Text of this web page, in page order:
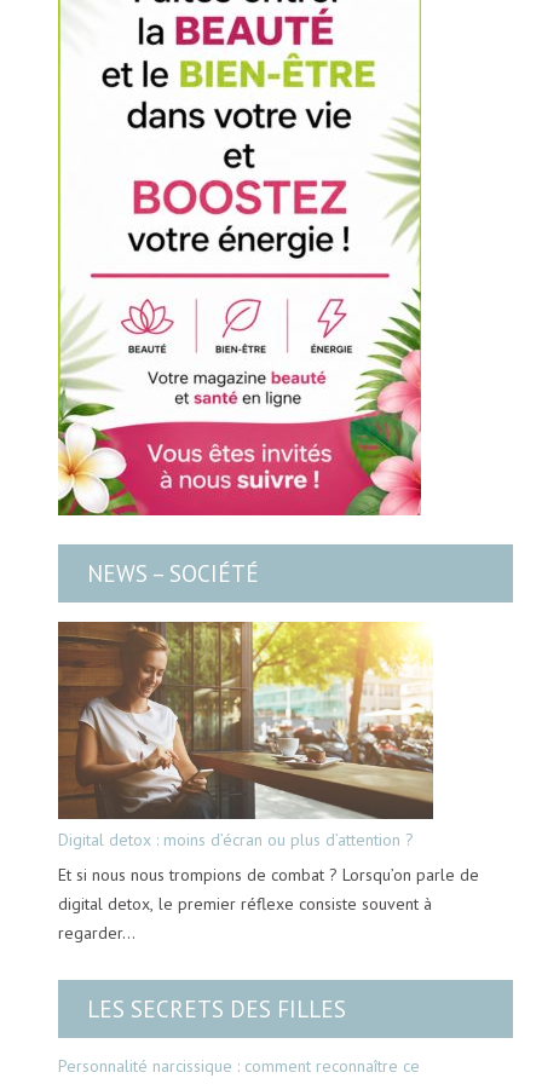
NEWS – SOCIÉTÉ
Digital detox : moins d’écran ou plus d’attention ?
Et si nous nous trompions de combat ? Lorsqu’on parle de
digital detox, le premier réflexe consiste souvent à
regarder…
LES SECRETS DES FILLES
Personnalité narcissique : comment reconnaître ce